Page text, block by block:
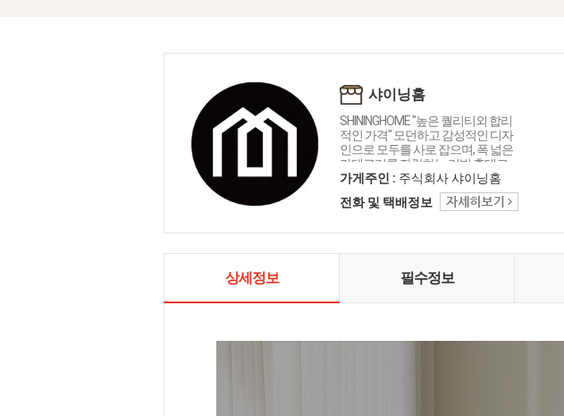
샤이닝홈
SHININGHOME "높은 퀄리티외 합리
적인 가격" 모던하고 감성적인 디자
인으로 모두를 사로 잡으며, 폭 넓은
카테고리를 자랑하는 리빙 홈데코
인테리어 샤이닝홈입니다.
가게주인 : 주식회사 샤이닝홈
전화 및 택배정보
상세정보 필수정보